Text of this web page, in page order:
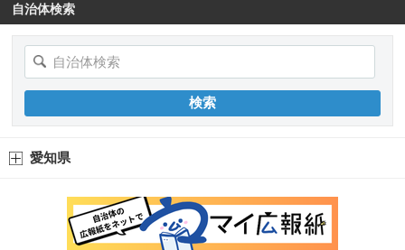
自治体検索
愛知県